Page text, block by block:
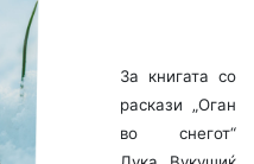
За книгата со
раскази „Оган
во снегот“